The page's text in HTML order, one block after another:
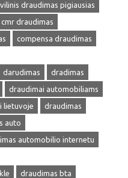
draudimas pigiausias
cmr draudimas
compensa draudimas
darudimas
dradimas
draudimai automobiliams
lietuvoje
draudimas
auto
automobilio internetu
draudimas bta